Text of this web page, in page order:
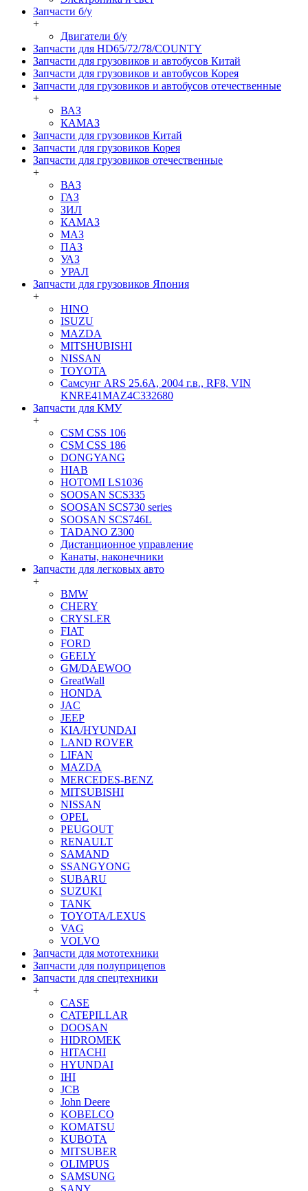
Запчасти б/у
+
Двигатели б/у
Запчасти для HD65/72/78/COUNTY
Запчасти для грузовиков и автобусов Китай
Запчасти для грузовиков и автобусов Корея
Запчасти для грузовиков и автобусов отечественные
+
ВАЗ
КАМАЗ
Запчасти для грузовиков Китай
Запчасти для грузовиков Корея
Запчасти для грузовиков отечественные
+
ВАЗ
ГАЗ
ЗИЛ
КАМАЗ
МАЗ
ПАЗ
УАЗ
УРАЛ
Запчасти для грузовиков Япония
+
HINO
ISUZU
MAZDA
MITSHUBISHI
NISSAN
TOYOTA
Самсунг ARS 25.6A, 2004 г.в., RF8, VIN
KNRE41MAZ4C332680
Запчасти для КМУ
+
CSM CSS 106
CSM CSS 186
DONGYANG
HIAB
HOTOMI LS1036
SOOSAN SCS335
SOOSAN SCS730 series
SOOSAN SCS746L
TADANO Z300
Дистанционное управление
Канаты, наконечники
Запчасти для легковых авто
+
BMW
CHERY
CRYSLER
FIAT
FORD
GEELY
GM/DAEWOO
GreatWall
HONDA
JAC
JEEP
KIA/HYUNDAI
LAND ROVER
LIFAN
MAZDA
MERCEDES-BENZ
MITSUBISHI
NISSAN
OPEL
PEUGOUT
RENAULT
SAMAND
SSANGYONG
SUBARU
SUZUKI
TANK
TOYOTA/LEXUS
VAG
VOLVO
Запчасти для мототехники
Запчасти для полуприцепов
Запчасти для спецтехники
+
CASE
CATEPILLAR
DOOSAN
HIDROMEK
HITACHI
HYUNDAI
IHI
JCB
John Deere
KOBELCO
KOMATSU
KUBOTA
MITSUBER
OLIMPUS
SAMSUNG